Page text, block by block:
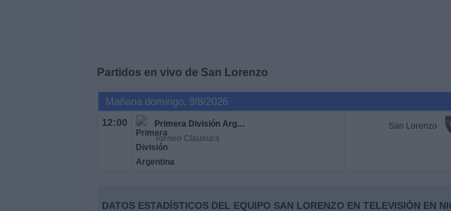
Partidos en vivo de San Lorenzo
Mañana domingo, 9/8/2026
12:00
Primera División Argentina
Torneo Clausura
San Lorenzo
DATOS ESTADÍSTICOS DEL EQUIPO SAN LORENZO EN TELEVISIÓN EN